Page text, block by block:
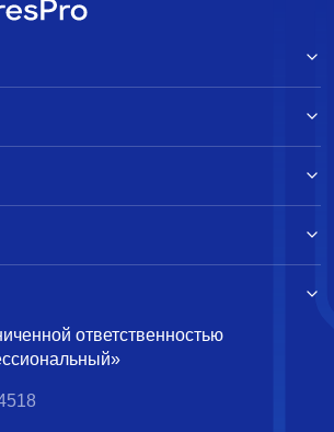
ответственностью